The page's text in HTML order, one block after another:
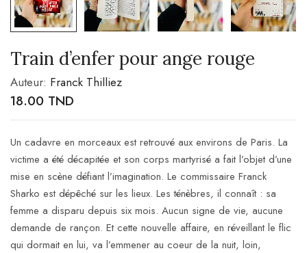
Train d’enfer pour ange rouge
Auteur: Franck Thilliez
18.00 TND
Un cadavre en morceaux est retrouvé aux environs de Paris. La
victime a été décapitée et son corps martyrisé a fait l’objet d’une
mise en scène défiant l’imagination. Le commissaire Franck
Sharko est dépêché sur les lieux. Les ténèbres, il connaît : sa
femme a disparu depuis six mois. Aucun signe de vie, aucune
demande de rançon. Et cette nouvelle affaire, en réveillant le flic
qui dormait en lui, va l’emmener au coeur de la nuit, loin,